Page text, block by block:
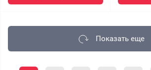
Показать еще